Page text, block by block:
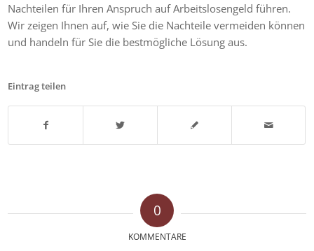
Nachteilen für Ihren Anspruch auf Arbeitslosengeld führen.
Wir zeigen Ihnen auf, wie Sie die Nachteile vermeiden können
und handeln für Sie die bestmögliche Lösung aus.
Eintrag teilen
0
KOMMENTARE